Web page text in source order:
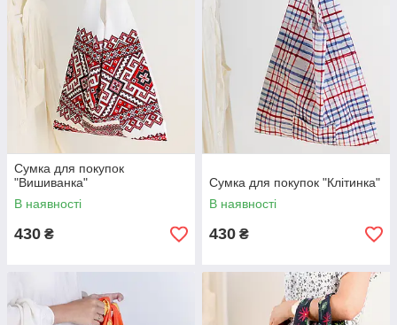
Сумка для покупок
"Вишиванка"
В наявності
430 ₴
Сумка для покупок "Клітинка"
В наявності
430 ₴